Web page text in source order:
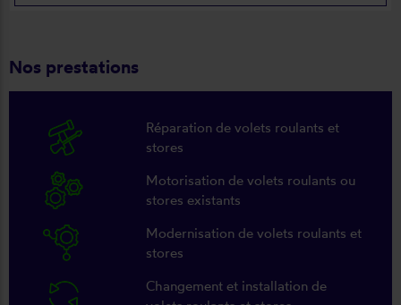
Nos prestations
Réparation de volets roulants et
stores
Motorisation de volets roulants ou
stores existants
Modernisation de volets roulants et
stores
Changement et installation de